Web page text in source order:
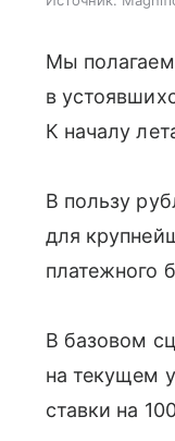
Мы
в
К началу
В пользу
для
платежного
В базовом
на текущем
ставки на